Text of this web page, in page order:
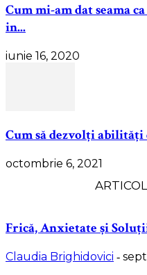
Cum mi-am dat seama
in...
iunie 16, 2020
Cum să dezvolți
octombrie 6, 2021
Frică, Anxietate și
Claudia Brighidovici -